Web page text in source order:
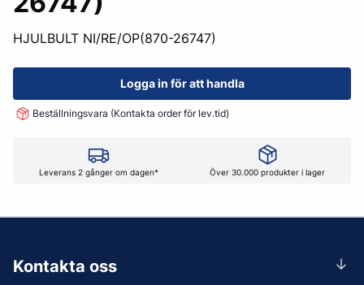
HJULBULT NI/RE/OP(870-26747)
Logga in för att handla
Beställningsvara (Kontakta order för lev.tid)
Leverans 2 gånger om dagen* Över 30.000 produkter i lager
Kontakta oss